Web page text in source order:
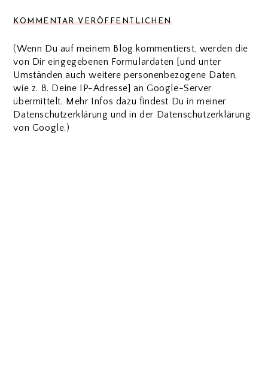
KOMMENTAR VERÖFFENTLICHEN
(Wenn Du auf meinem Blog kommentierst, werden die
von Dir eingegebenen Formulardaten [und unter
Umständen auch weitere personenbezogene Daten,
wie z. B. Deine IP-Adresse] an Google-Server
übermittelt. Mehr Infos dazu findest Du in meiner
Datenschutzerklärung und in der Datenschutzerklärung
von Google.)